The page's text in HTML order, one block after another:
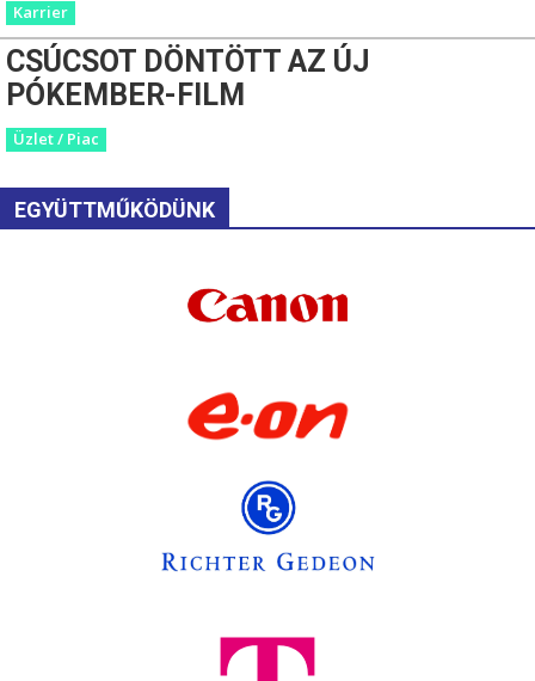
Karrier
CSÚCSOT DÖNTÖTT AZ ÚJ
PÓKEMBER-FILM
Üzlet / Piac
EGYÜTTMŰKÖDÜNK